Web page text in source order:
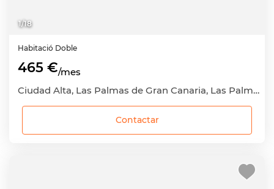
1/18
Habitació Doble
465 €/mes
Ciudad Alta, Las Palmas de Gran Canaria, Las Palmas
Contactar